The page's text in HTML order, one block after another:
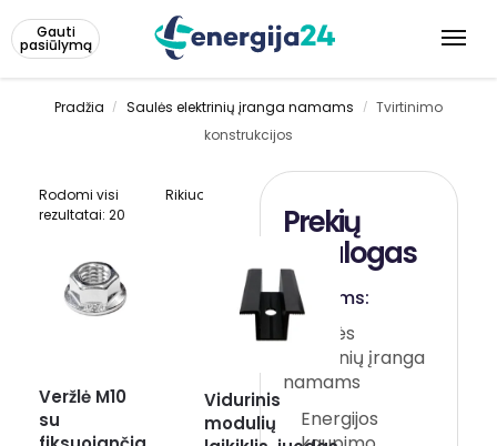
Gauti
pasiūlymą
Pradžia / Saulės elektrinių įranga namams /
Tvirtinimo
konstrukcijos
Prekių
katalogas
Saulės
elektrinių įranga
namams
Energijos
Rodomi visi
rezultatai: 20
Veržlė M10
su
Vidurinis
modulių